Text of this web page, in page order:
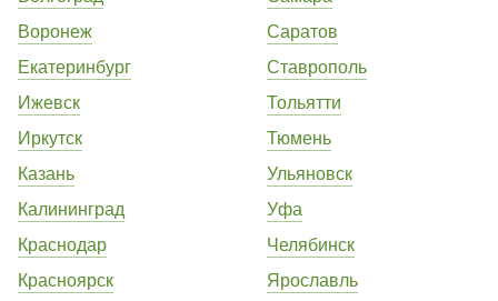
Воронеж
Екатеринбург
Ижевск
Иркутск
Казань
Калининград
Краснодар
Красноярск
Саратов
Ставрополь
Тольятти
Тюмень
Ульяновск
Уфа
Челябинск
Ярославль